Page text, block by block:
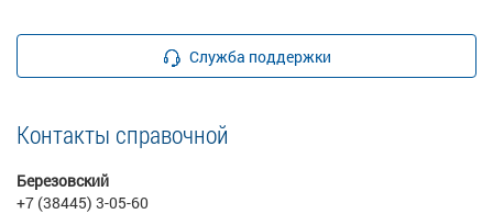
Служба поддержки
Контакты справочной
Березовский
+7 (38445) 3-05-60